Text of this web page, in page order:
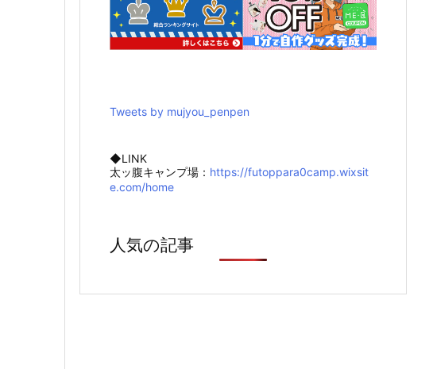
Tweets by mujyou_penpen
◆LINK
太ッ腹キャンプ場： https://futoppara0camp.wixsit
e.com/home
人気の記事